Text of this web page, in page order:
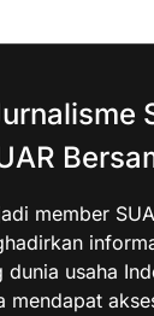
member
usaha
mendapat